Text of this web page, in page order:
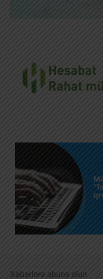
Xəbərlərə abunə olun